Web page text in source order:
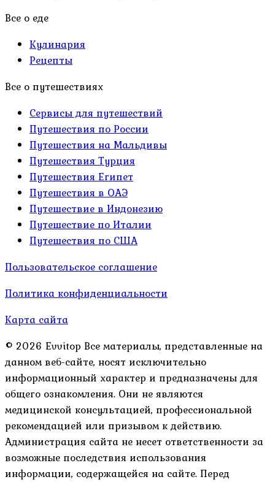
Все о еде
Кулинария
Рецепты
Все о путешествиях
Сервисы для путешествий
Путешествия по России
Путешествия на Мальдивы
Путешествия Турция
Путешествия Египет
Путешествия в ОАЭ
Путешествие в Индонезию
Путешествие по Италии
Путешествия по США
Пользовательское соглашение
Политика конфиденциальности
Карта сайта
© 2026 Evvitop Все материалы, представленные на
данном веб-сайте, носят исключительно
информационный характер и предназначены для
общего ознакомления. Они не являются
медицинской консультацией, профессиональной
рекомендацией или призывом к действию.
Администрация сайта не несет ответственности за
возможные последствия использования
информации, содержащейся на сайте. Перед